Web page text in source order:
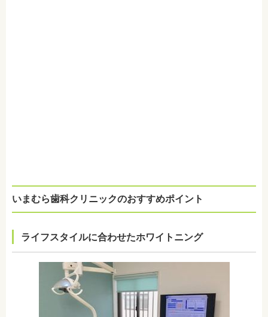
いまむら歯科クリニックのおすすめポイント
ライフスタイルに合わせたホワイトニング